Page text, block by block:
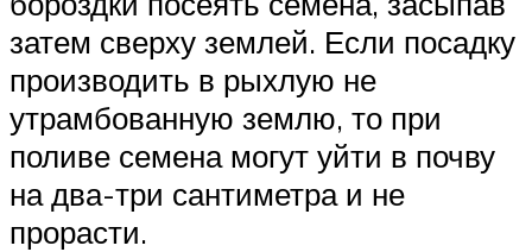
затем сверху землей. Если посадку
производить в рыхлую не
утрамбованную землю, то при
поливе семена могут уйти в почву
на два-три сантиметра и не
прорасти.